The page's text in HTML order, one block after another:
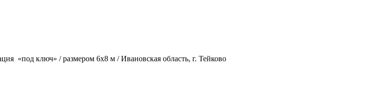
«под ключ» / размером 6х8 м / Ивановская область, г. Тейково